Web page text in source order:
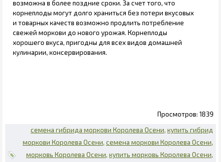
возможна в более поздние сроки. За счет того, что
корнеплоды могут долго храниться без потери вкусовых
и товарных качеств возможно продлить потребление
свежей моркови до нового урожая. Корнеплоды
хорошего вкуса, пригодны для всех видов домашней
кулинарии, консервирования.
1839
семена гибрида моркови Королева Осени купить гибрид
моркови Королева Осени семена моркови Королева Осени
морковь Королева Осени купить морковь Королева Осени